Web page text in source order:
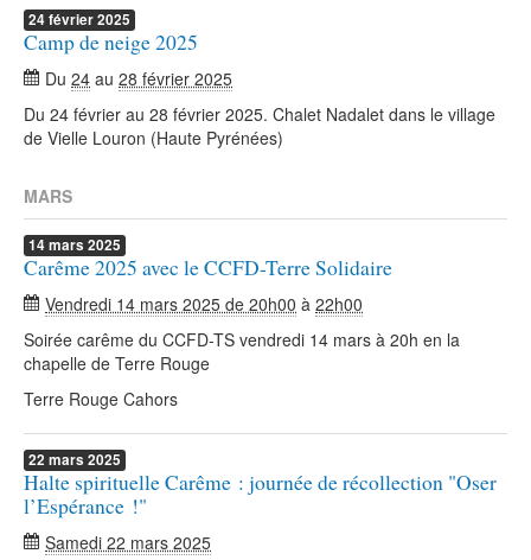
24février2025
Camp de neige 2025
Du 24 au 28 février 2025
Du 24 février au 28 février 2025. Chalet Nadalet dans le village
de Vielle Louron (Haute Pyrénées)
MARS
14mars 2025
Carême 2025 avec le CCFD-Terre Solidaire
Vendredi 14 mars 2025 de 20h00 à 22h00
Soirée carême du CCFD-TS vendredi 14 mars à 20h en la
chapelle de Terre Rouge
Terre Rouge Cahors
22 mars 2025
Halte spirituelle Carême : journée de récollection "Oser
l’Espérance !"
Samedi 22 mars 2025